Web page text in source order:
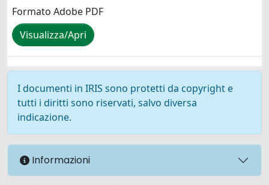
Formato Adobe PDF
Visualizza/Apri
I documenti in IRIS sono protetti da copyright e
tutti i diritti sono riservati, salvo diversa
indicazione.
Informazioni